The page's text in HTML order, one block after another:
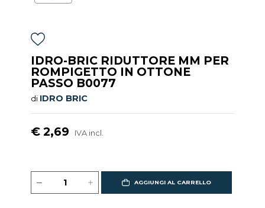
IDRO-BRIC RIDUTTORE MM PER
ROMPIGETTO IN OTTONE
PASSO B0077
di IDRO BRIC
€ 2,69 IVA incl.
AGGIUNGI AL CARRELLO